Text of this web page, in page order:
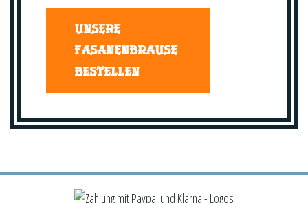
UNSERE
FASANENBRAUSE
BESTELLEN